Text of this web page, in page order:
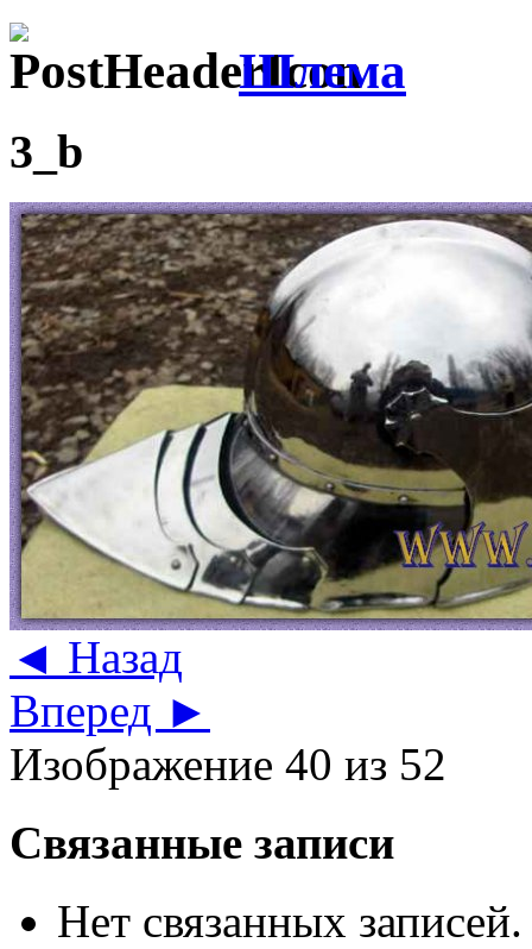
Шлема
3_b
◄ Назад
Вперед ►
Изображение 40 из 52
Связанные записи
Нет связанных записей.